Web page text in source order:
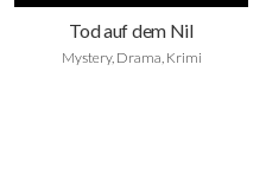
Tod auf dem Nil
Mystery, Drama, Krimi